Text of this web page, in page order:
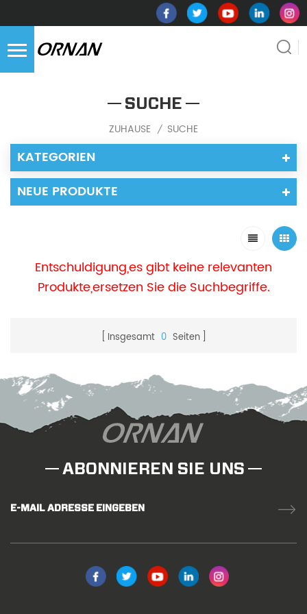
SUCHE
ZUHAUSE / SUCHE
KATEGORIEN
NEUE PRODUKTE
Entschuldigung,es gibt keine relevanten
Produkte,ersetzen Sie die Suchbegriffe.
Insgesamt 0 Seiten
ABONNIEREN SIE UNS
E-MAIL ADRESSE EINGEBEN